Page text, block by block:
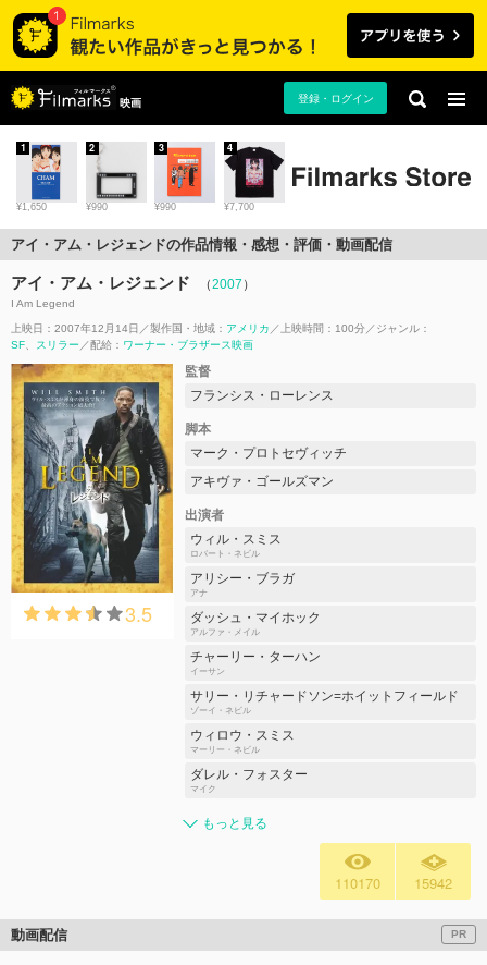
映画 登録・ログイン
¥1,650
1
¥990
2
¥990
3
¥7,700
4
アイ・アム・レジェンドの作品情報・感想・評価・動画配信
アイ・アム・レジェンド （2007 ）
I Am Legend
上映日：2007年12月14日 製作国・地域： アメリカ 上映時間：100分
ジャンル：
SF
スリラー 配給： ワーナー・ブラザース映画
3.5
監督
フランシス・ローレンス
脚本
マーク・プロトセヴィッチ
アキヴァ・ゴールズマン
出演者
ウィル・スミス
ロバート・ネビル
アリシー・ブラガ
アナ
ダッシュ・マイホック
アルファ・メイル
チャーリー・ターハン
イーサン
サリー・リチャードソン=ホイットフィールド
ゾーイ・ネビル
ウィロウ・スミス
マーリー・ネビル
ダレル・フォスター
マイク
もっと見る
110170 15942
動画配信 PR